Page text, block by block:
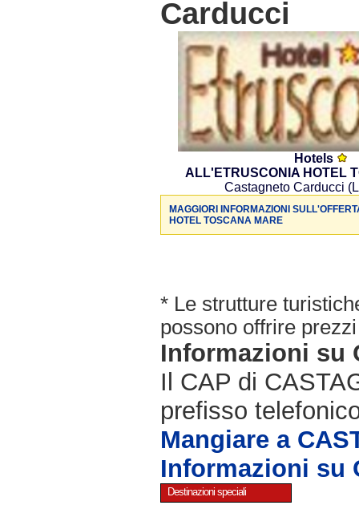
Carducci
Hotels
ALL'ETRUSCONIA HOTEL
Castagneto Carducci
MAGGIORI INFORMAZIONI
HOTEL TOSCANA MARE
* Le strutture
possono offrire
Informazioni su
Il CAP di
prefisso
Mangiare a
Informazioni su
Destinazioni speciali